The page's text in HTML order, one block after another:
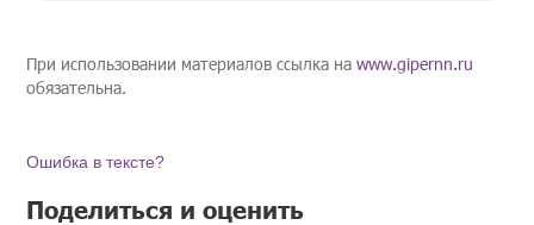
При использовании материалов ссылка наwww.gipernn.ru
обязательна.
Ошибка в тексте?
Поделиться и оценить